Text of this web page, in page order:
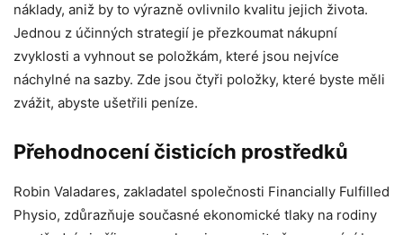
náklady, aniž by to výrazně ovlivnilo kvalitu jejich života.
Jednou z účinných strategií je přezkoumat nákupní
zvyklosti a vyhnout se položkám, které jsou nejvíce
náchylné na sazby. Zde jsou čtyři položky, které byste měli
zvážit, abyste ušetřili peníze.
Přehodnocení čisticích prostředků
Robin Valadares, zakladatel společnosti Financially Fulfilled
Physio, zdůrazňuje současné ekonomické tlaky na rodiny